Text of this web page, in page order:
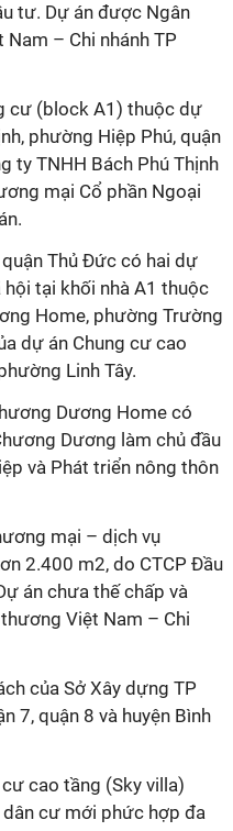
tư. Dự án được Ngân
– Chi nhánh TP
cư (block A1) thuộc dự
phường Hiệp Phú, quận
ty TNHH Bách Phú Thịnh
mại Cổ phần Ngoại
Thủ Đức có hai dự
hội tại khối nhà A1 thuộc
Home, phường Trường
dự án Chung cư cao
Linh Tây.
Dương Home có
Dương làm chủ đầu
và Phát triển nông thôn
mại – dịch vụ
2.400 m2, do CTCP Đầu
án chưa thế chấp và
Việt Nam – Chi
của Sở Xây dựng TP
7, quận 8 và huyện Bình
cao tầng (Sky villa)
cư mới phức hợp đa